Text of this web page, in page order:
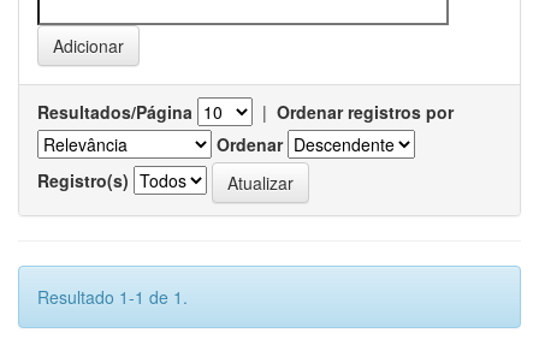
Resultados/Página | Ordenar registros por
Ordenar
Registro(s)
Resultado 1-1 de 1.